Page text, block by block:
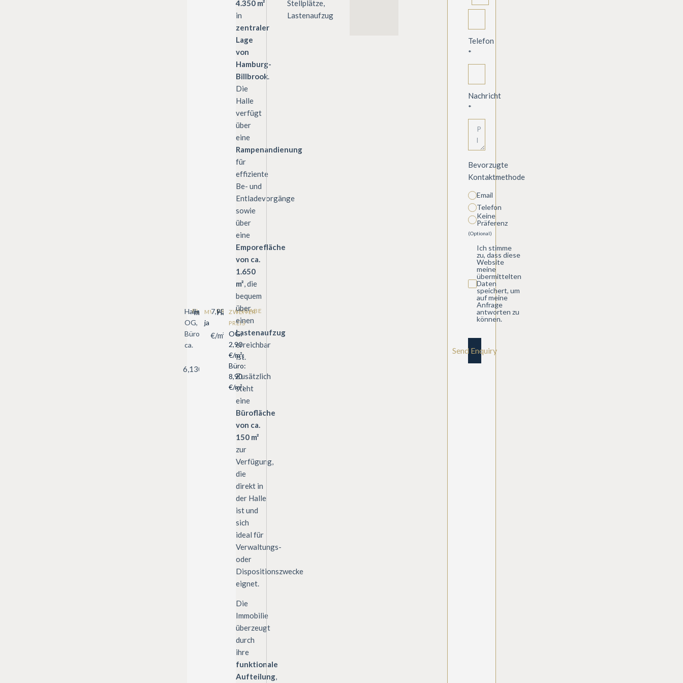
FLÄCHE
Halle,
OG,
Büro
ca.
6,130
m² MWST.
ja
PREISANGABE
Halle
7,90
€/m²
ZWEITER
PREIS
OG:
2,90
€/m²;
Büro:
8,90
€/m²;
4.350 m²
in
zentraler
Lage
von
Hamburg-
Billbrook.
Die
Halle
verfügt
über
eine
Rampenandienung
für
effiziente
Be- und
Entladevorgänge
sowie
über
eine
Emporefläche
von ca.
1.650
m², die
bequem
über
einen
Lastenaufzug
erreichbar
ist.
Zusätzlich
steht
eine
Bürofläche
von ca.
150 m²
zur
Verfügung,
die
direkt in
der Halle
ist und
sich
ideal für
Verwaltungs-
oder
Dispositionszwecke
eignet.
Die
Immobilie
überzeugt
durch
ihre
funktionale
Aufteilung,
Stellplätze,
Lastenaufzug
Telefon
*
Nachricht
*
Bevorzugte
Kontaktmethode
Email
Telefon
Keine
Präferenz
(Optional)
Ich stimme
zu, dass diese
Website
meine
übermittelten
Daten
speichert, um
auf meine
Anfrage
antworten zu
können.
Send Enquiry